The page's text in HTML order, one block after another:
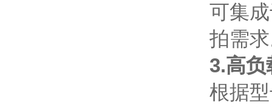
可集
拍需
3.高负
根据